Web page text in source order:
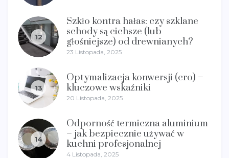
12
Szkło kontra hałas: czy szklane
schody są cichsze (lub
głośniejsze) od drewnianych?
23 Listopada, 2025
13
Optymalizacja konwersji (cro) –
kluczowe wskaźniki
20 Listopada, 2025
14
Odporność termiczna aluminium
– jak bezpiecznie używać w
kuchni profesjonalnej
4 Listopada, 2025